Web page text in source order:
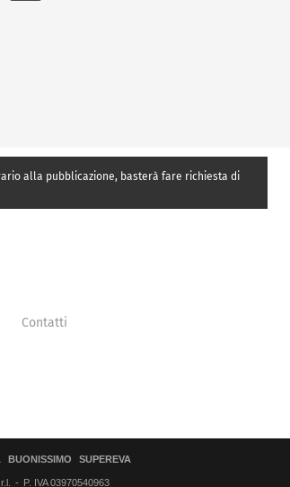
alla pubblicazione, basterà fare richiesta di
Contatti
BUONISSIMO SUPEREVA
P. IVA 03970540963